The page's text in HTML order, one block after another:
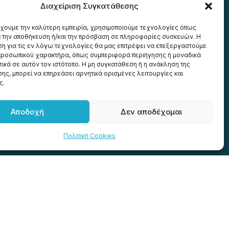
Διαχείριση Συγκατάθεσης
την καλύτερη εμπειρία, χρησιμοποιούμε τεχνολογίες όπως
την αποθήκευση ή/και την πρόσβαση σε πληροφορίες συσκευών. Η
για τις εν λόγω τεχνολογίες θα μας επιτρέψει να επεξεργαστούμε
χαρακτήρα, όπως συμπεριφορά περιήγησης ή μοναδικά
σε αυτόν τον ιστότοπο. Η μη συγκατάθεση ή η ανάκληση της
μπορεί να επηρεάσει αρνητικά ορισμένες λειτουργίες και
Αποδοχή Δεν αποδέχομαι
Πολιτική Cookies